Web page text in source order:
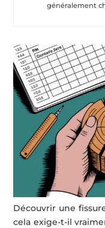
généralement
Découvrir une
cela exige-t-il